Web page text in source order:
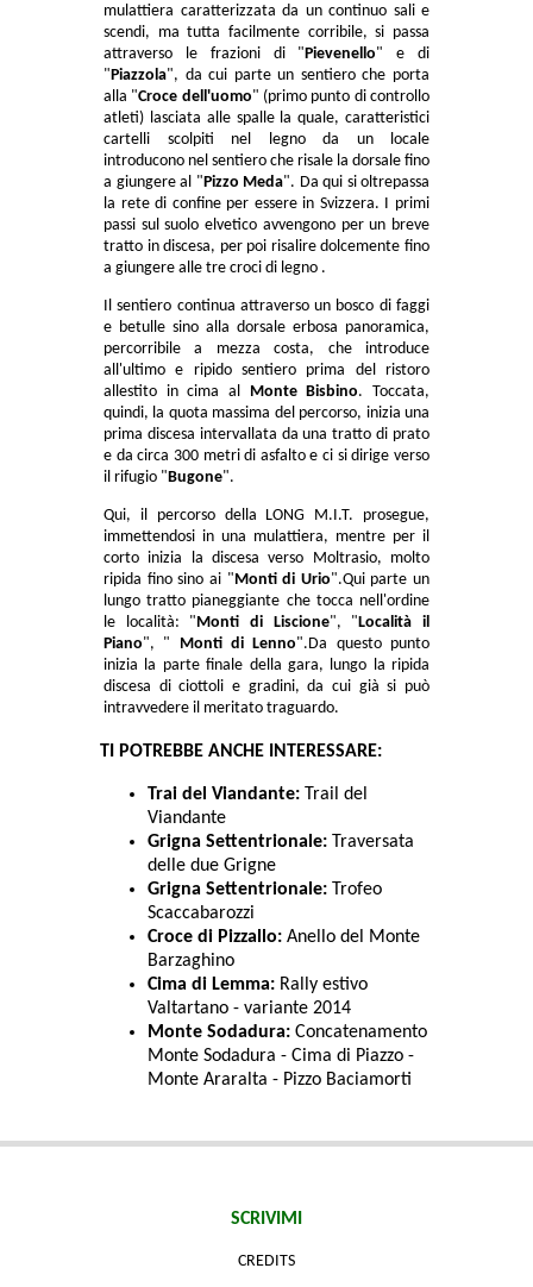
mulattiera caratterizzata da un continuo sali e
scendi, ma tutta facilmente corribile, si passa
attraverso le frazioni di " Pievenello" e di
" Piazzola", da cui parte un sentiero che porta
alla "Croce dell'uomo" (primo punto di controllo
atleti) lasciata alle spalle la quale, caratteristici
cartelli scolpiti nel legno da un locale
introducono nel sentiero che risale la dorsale fino
a giungere al " Pizzo Meda". Da qui si oltrepassa
la rete di confine per essere in Svizzera. I primi
passi sul suolo elvetico avvengono per un breve
tratto in discesa, per poi risalire dolcemente fino
a giungere alle tre croci di legno .
Il sentiero continua attraverso un bosco di faggi
e betulle sino alla dorsale erbosa panoramica,
percorribile a mezza costa, che introduce
all'ultimo e ripido sentiero prima del ristoro
allestito in cima al
Monte Bisbino. Toccata,
quindi, la quota massima del percorso, inizia una
prima discesa intervallata da una tratto di prato
e da circa 300 metri di asfalto e ci si dirige verso
il rifugio " Bugone".
Qui, il percorso della LONG M.I.T. prosegue,
immettendosi in una mulattiera, mentre per il
corto inizia la discesa verso Moltrasio, molto
ripida fino sino ai " Monti di Urio".Qui parte un
lungo tratto pianeggiante che tocca nell'ordine
le località: " Monti di Liscione", " Località il
Piano", " Monti di Lenno".Da questo punto
inizia la parte finale della gara, lungo la ripida
discesa di ciottoli e gradini, da cui già si può
intravvedere il meritato traguardo.
TI POTREBBE ANCHE INTERESSARE:
Trai del Viandante: Trail del
Viandante
Grigna Settentrionale: Traversata
delle due Grigne
Grigna Settentrionale: Trofeo
Scaccabarozzi
Croce di Pizzallo: Anello del Monte
Barzaghino
Cima di Lemma: Rally estivo
Valtartano - variante 2014
Monte Sodadura: Concatenamento
Monte Sodadura - Cima di Piazzo -
Monte Araralta - Pizzo Baciamorti
SCRIVIMI
CREDITS